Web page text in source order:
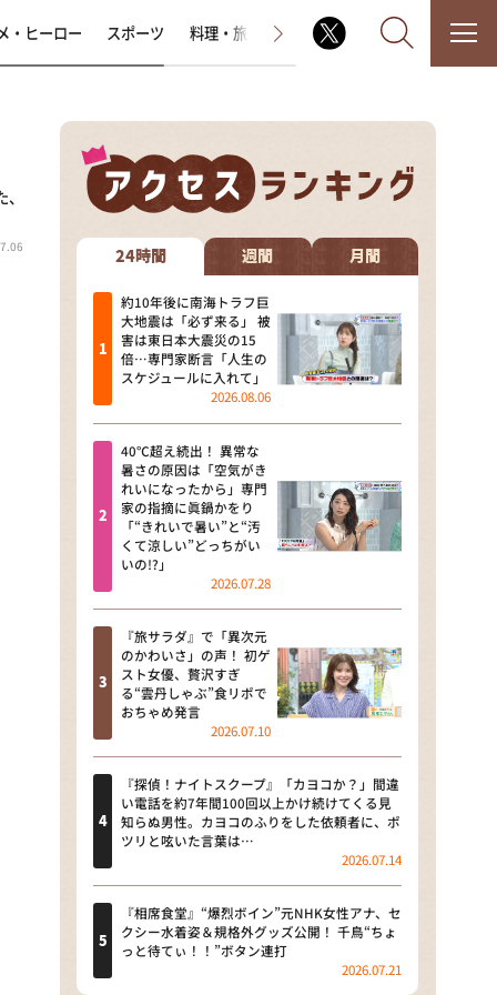
なるみ・岡村の過ぎるTV
相席食堂
これ余談なんですけど・・・
～人生密着トークバラエティ！
～ やすとものいたって真剣です
探偵！ナイトスクープ
news おかえり
河合＆A.B.C-Z塚田×福井アナ
「なんでやねん！？」（news お
かえり）
DAIGOも台所 ～きょうの献立 何
にする？～
本日はダイアンなり！シーズン２
朝だ！生です旅サラダ
教えて！ニュースライブ 正義の
ミカタ
ＬＩＦＥ～夢のカタチ～
新婚さんいらっしゃい！
ポツンと一軒家
ザキ山小屋本館
・ヒーロー スポーツ 料理・旅 ラジオ番組 その他
24時間 週間 月間
約10年後に南海トラフ巨
大地震は「必ず来る」 被
害は東日本大震災の15
倍…専門家断言「人生の
スケジュールに入れて」
2026.08.06
40℃超え続出！ 異常な
暑さの原因は「空気がき
れいになったから」専門
家の指摘に眞鍋かをり
「“きれいで暑い”と“汚
くて涼しい”どっちがい
いの!?」
2026.07.28
『旅サラダ』で「異次元
のかわいさ」の声！ 初ゲ
スト女優、贅沢すぎ
る“雲丹しゃぶ”食リポで
おちゃめ発言
2026.07.10
『探偵！ナイトスクープ』「カヨコか？」間違
い電話を約7年間100回以上かけ続けてくる見
知らぬ男性。カヨコのふりをした依頼者に、ポ
ツリと呟いた言葉は…
2026.07.14
『相席食堂』“爆烈ボイン”元NHK女性アナ、セ
クシー水着姿＆規格外グッズ公開！ 千鳥“ちょ
っと待てぃ！！”ボタン連打
2026.07.21